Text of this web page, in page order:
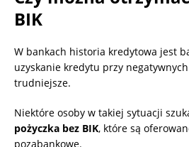
BIK
W bankach historia kredytowa jest
uzyskanie kredytu przy
trudniejsze.
Niektóre osoby w takiej sytuacji
pożyczka bez BIK, które są
pozabankowe.